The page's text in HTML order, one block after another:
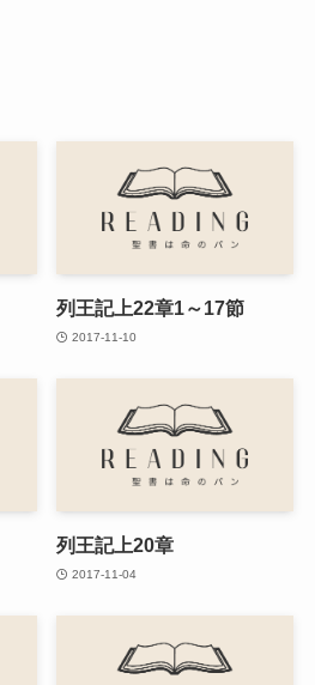
列王記上22章1～17節
2017-11-10
列王記上20章
2017-11-04